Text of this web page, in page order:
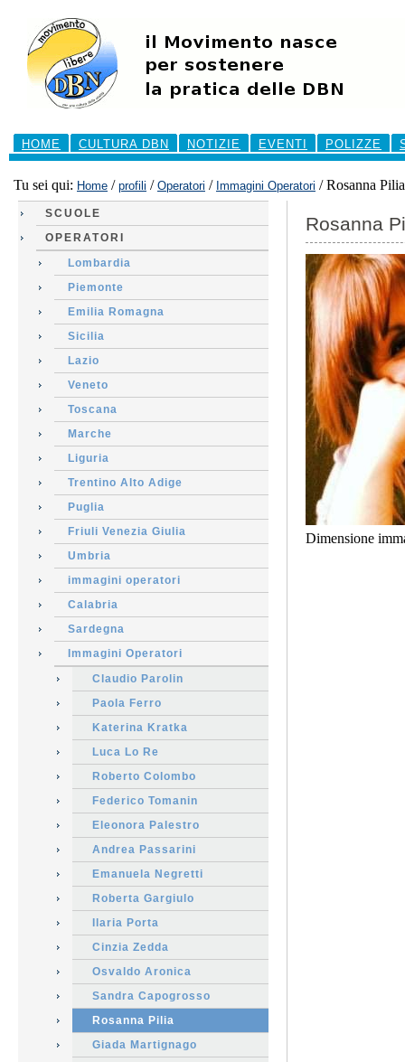
contenuti.
navigazione
Sezioni
HOME
CULTURA DBN NOTIZIE EVENTI POLIZZE
Tu sei qui: Home / profili / Operatori / Immagini Operatori /Rosanna Pilia
SCUOLE
OPERATORI
Lombardia
Piemonte
Emilia Romagna
Sicilia
Lazio
Veneto
Toscana
Marche
Liguria
Trentino Alto Adige
Puglia
Friuli Venezia Giulia
Umbria
immagini operatori
Calabria
Sardegna
Immagini Operatori
Claudio Parolin
Paola Ferro
Katerina Kratka
Luca Lo Re
Roberto Colombo
Federico Tomanin
Eleonora Palestro
Andrea Passarini
Emanuela Negretti
Roberta Gargiulo
Ilaria Porta
Cinzia Zedda
Osvaldo Aronica
Sandra Capogrosso
Rosanna Pilia
Giada Martignago
Rosanna
Dimensione